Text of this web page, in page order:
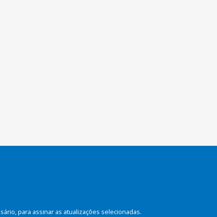
para assinar as atualizações selecionadas.